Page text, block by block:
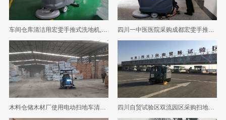
车间仓库清洁用宏雯手推式洗地机,省时省心又省人力 四川一中医医院采购成都宏雯手推式洗地机清洁地面
木料仓储木材厂使用电动扫地车清扫环境卫生 四川自贸试验区双流园区采购扫地机选择了成都宏雯公司